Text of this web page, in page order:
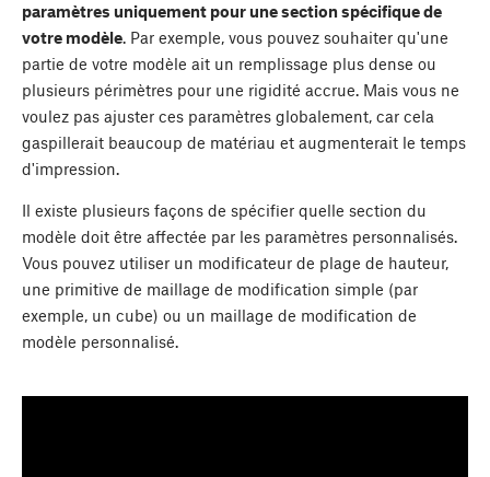
paramètres uniquement pour une section spécifique de
votre modèle. Par exemple, vous pouvez souhaiter qu'une
partie de votre modèle ait un remplissage plus dense ou
plusieurs périmètres pour une rigidité accrue. Mais vous ne
voulez pas ajuster ces paramètres globalement, car cela
gaspillerait beaucoup de matériau et augmenterait le temps
d'impression.
Il existe plusieurs façons de spécifier quelle section du
modèle doit être affectée par les paramètres personnalisés.
Vous pouvez utiliser un modificateur de plage de hauteur,
une primitive de maillage de modification simple (par
exemple, un cube) ou un maillage de modification de
modèle personnalisé.